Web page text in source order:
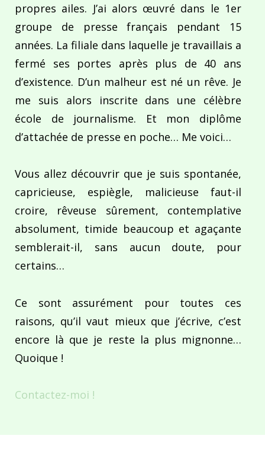
propres ailes. J’ai alors œuvré dans le 1er
groupe de presse français pendant 15
années. La filiale dans laquelle je travaillais a
fermé ses portes après plus de 40 ans
d’existence. D’un malheur est né un rêve. Je
me suis alors inscrite dans une célèbre
école de journalisme. Et mon diplôme
d’attachée de presse en poche… Me voici…
Vous allez découvrir que je suis spontanée,
capricieuse, espiègle, malicieuse faut-il
croire, rêveuse sûrement, contemplative
absolument, timide beaucoup et agaçante
semblerait-il, sans aucun doute, pour
certains…
Ce sont assurément pour toutes ces
raisons, qu’il vaut mieux que j’écrive, c’est
encore là que je reste la plus mignonne…
Quoique !
Contactez-moi !